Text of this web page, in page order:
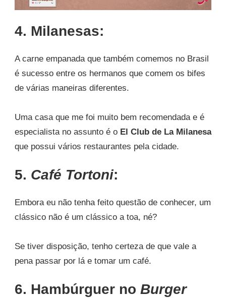
4. Milanesas:
A carne empanada que também comemos no Brasil
é sucesso entre os hermanos que comem os bifes
de várias maneiras diferentes.
Uma casa que me foi muito bem recomendada e é
especialista no assunto é o El Club de La Milanesa
que possui vários restaurantes pela cidade.
5. Café Tortoni:
Embora eu não tenha feito questão de conhecer, um
clássico não é um clássico a toa, né?
Se tiver disposição, tenho certeza de que vale a
pena passar por lá e tomar um café.
6. Hambúrguer no Burger